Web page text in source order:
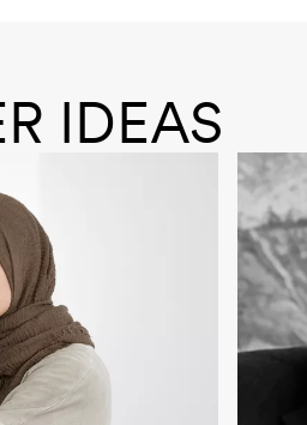
IDEAS